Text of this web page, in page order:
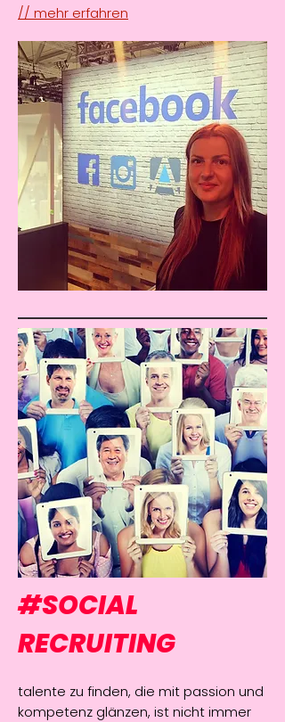
// mehr erfahren
#SOCIAL
RECRUITING
talente zu finden, die mit passion und
kompetenz glänzen, ist nicht immer